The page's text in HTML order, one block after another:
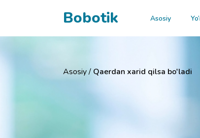
Bobotik Asosiy
Asosiy / Qaerdan xarid qilsa bo'ladi